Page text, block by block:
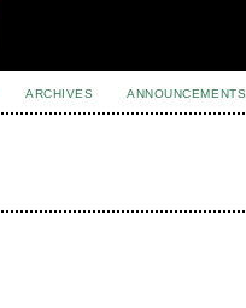
ARCHIVES ANNOUNCEMENTS